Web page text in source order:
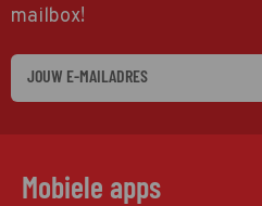
mailbox!
Mobiele apps